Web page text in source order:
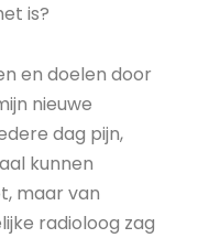
is?
en doelen door
nieuwe
dag pijn,
kunnen
maar van
radioloog zag